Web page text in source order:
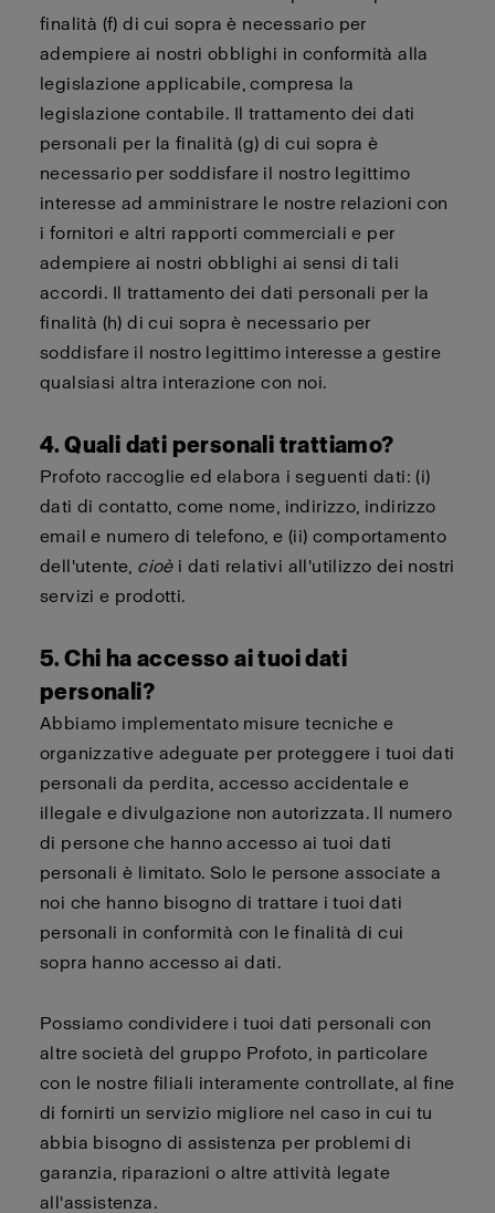
finalità (f) di cui sopra è necessario per
adempiere ai nostri obblighi in conformità alla
legislazione applicabile, compresa la
legislazione contabile. Il trattamento dei dati
personali per la finalità (g) di cui sopra è
necessario per soddisfare il nostro legittimo
interesse ad amministrare le nostre relazioni con
i fornitori e altri rapporti commerciali e per
adempiere ai nostri obblighi ai sensi di tali
accordi. Il trattamento dei dati personali per la
finalità (h) di cui sopra è necessario per
soddisfare il nostro legittimo interesse a gestire
qualsiasi altra interazione con noi.
4. Quali dati personali trattiamo?
Profoto raccoglie ed elabora i seguenti dati: (i)
dati di contatto, come nome, indirizzo, indirizzo
email e numero di telefono, e (ii) comportamento
dell'utente, cioèi dati relativi all'utilizzo dei nostri
servizi e prodotti.
5. Chi ha accesso ai tuoi dati
personali?
Abbiamo implementato misure tecniche e
organizzative adeguate per proteggere i tuoi dati
personali da perdita, accesso accidentale e
illegale e divulgazione non autorizzata. Il numero
di persone che hanno accesso ai tuoi dati
personali è limitato. Solo le persone associate a
noi che hanno bisogno di trattare i tuoi dati
personali in conformità con le finalità di cui
sopra hanno accesso ai dati.
Possiamo condividere i tuoi dati personali con
altre società del gruppo Profoto, in particolare
con le nostre filiali interamente controllate, al fine
di fornirti un servizio migliore nel caso in cui tu
abbia bisogno di assistenza per problemi di
garanzia, riparazioni o altre attività legate
all'assistenza.